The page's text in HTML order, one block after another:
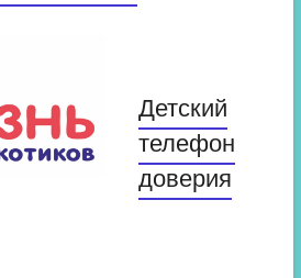
Детский
телефон
доверия